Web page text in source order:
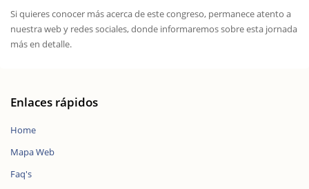
Si quieres conocer más acerca de este congreso, permanece atento a
nuestra web y redes sociales, donde informaremos sobre esta jornada
más en detalle.
Enlaces rápidos
Home
Mapa Web
Faq's